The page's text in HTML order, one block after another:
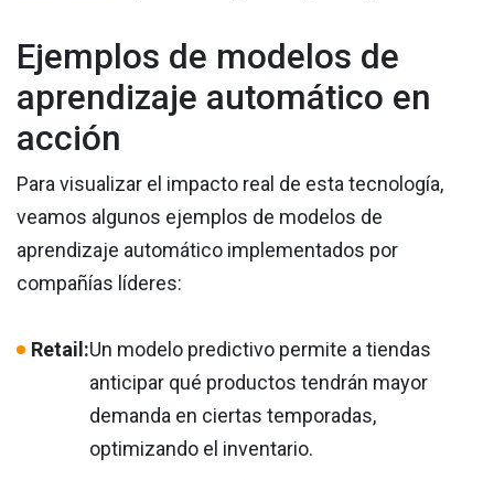
Ejemplos de modelos de
aprendizaje automático en
acción
Para visualizar el impacto real de esta tecnología,
veamos algunos ejemplos de modelos de
aprendizaje automático implementados por
compañías líderes:
Retail:Un modelo predictivo permite a tiendas
anticipar qué productos tendrán mayor
demanda en ciertas temporadas,
optimizando el inventario.